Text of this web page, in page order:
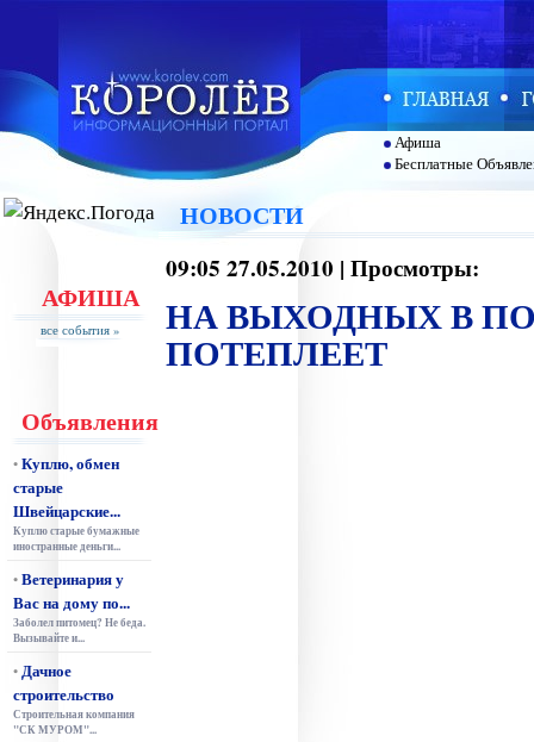
Афиша
Бесплатные
АФИША
все события »
Объявления
•Куплю, обмен
старые
Швейцарские...
Куплю старые бумажные
иностранные деньги...
•Ветеринария у
Вас на дому по...
Заболел питомец? Не беда.
Вызывайте и...
•Дачное
строительство
Строительная компания
"СК МУРОМ"...
НОВОСТИ
09:05 27.05.2010 | Просмотры:
НА ВЫХОДНЫХ В
ПОТЕПЛЕЕТ